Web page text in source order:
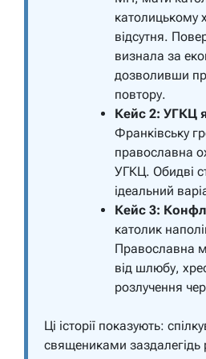
католицькому
відсутня.
визнала за
дозволивши
повтору.
Кейс 2: УГКЦ
Франківську
православна
УГКЦ. Обидві
ідеальний
Кейс 3:
католик
Православна
від шлюбу,
розлучення
Ці історії показують:
священиками заздалегідь